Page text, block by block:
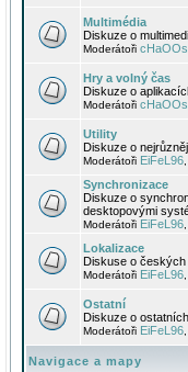
Multimédia
Diskuze o
Moderátoři cHaOOs
Hry a volný čas
Diskuze o
Moderátoři cHaOOs
Utility
Diskuze o
Moderátoři EiFeL96
Synchronizace
Diskuze o
desktopovými
Moderátoři EiFeL96
Lokalizace
Diskuse o
Moderátoři EiFeL96
Ostatní
Diskuze o
Moderátoři EiFeL96
Navigace a mapy